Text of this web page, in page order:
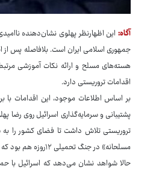
آگاه: این اظهارنظر پهلوی نشان‌دهنده
جمهوری اسلامی ایران است. بلافاصله پس
هسته‌های مسلح و ارائه نکات آموزشی
اقدامات تروریستی دارد.
بر اساس اطلاعات موجود، این اقدامات با
تروریستی تلاش داشت تا فضای کشور را به
مسلحانه» در جنگ تحمیلی ۱۲روزه هم بود که البته این خط با شکست مواجه شد.
حالا شواهد نشان می‌دهد که اسرائیل با